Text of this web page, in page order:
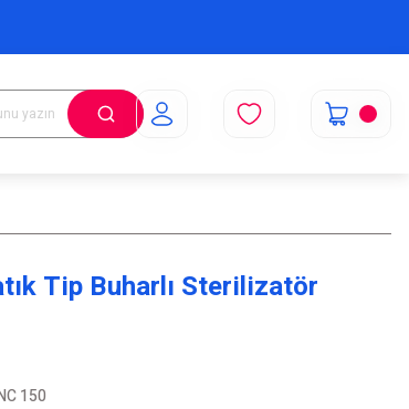
Tip Buharlı Sterilizatör
150